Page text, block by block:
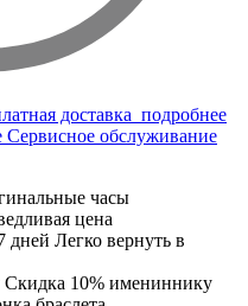
доставка подробнее
Сервисное обслуживание
часы
цена
Легко вернуть в
Скидка 10% имениннику